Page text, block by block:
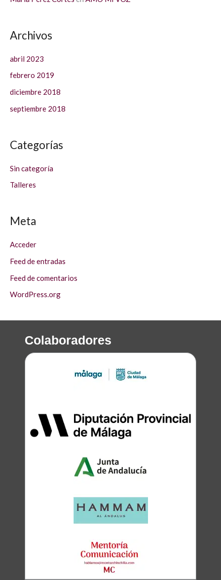
Archivos
abril 2023
febrero 2019
diciembre 2018
septiembre 2018
Categorías
Sin categoría
Talleres
Meta
Acceder
Feed de entradas
Feed de comentarios
WordPress.org
Colaboradores